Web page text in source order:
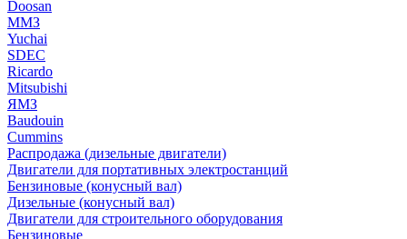
Doosan
ММЗ
Yuchai
SDEC
Ricardo
Mitsubishi
ЯМЗ
Baudouin
Cummins
Распродажа (дизельные двигатели)
Двигатели для портативных электростанций
Бензиновые (конусный вал)
Дизельные (конусный вал)
Двигатели для строительного оборудования
Бензиновые